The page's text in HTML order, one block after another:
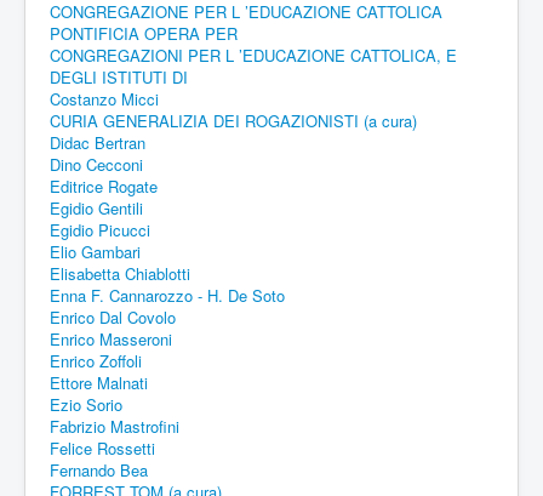
CONGREGAZIONE PER L ’EDUCAZIONE CATTOLICA
PONTIFICIA OPERA PER
CONGREGAZIONI PER L ’EDUCAZIONE CATTOLICA, E
DEGLI ISTITUTI DI
Costanzo Micci
CURIA GENERALIZIA DEI ROGAZIONISTI (a cura)
Didac Bertran
Dino Cecconi
Editrice Rogate
Egidio Gentili
Egidio Picucci
Elio Gambari
Elisabetta Chiablotti
Enna F. Cannarozzo - H. De Soto
Enrico Dal Covolo
Enrico Masseroni
Enrico Zoffoli
Ettore Malnati
Ezio Sorio
Fabrizio Mastrofini
Felice Rossetti
Fernando Bea